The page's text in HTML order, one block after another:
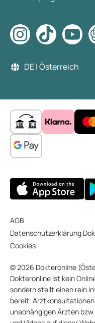
DE | Österreich
AGB
Datenschutzerklärung
Cookies
© 2026 Dokteronline
Dokteronline ist kein
sondern stellt einen rein
bereit.
unabhängigen Ärzten